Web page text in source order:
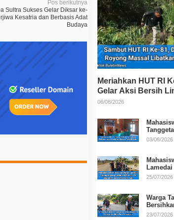
Pos berikutnya
Sultra Sukses Gelar Diksar ke-
Kesatria dan Berbasis Adat
Budaya
Meriahkan HUT RI
Gelar Aksi Bersih
TNI-Polri
06/08/2026
Program
03/08/2026
HUT Ke-
25/07/2026
Warga
RI
23/07/2026